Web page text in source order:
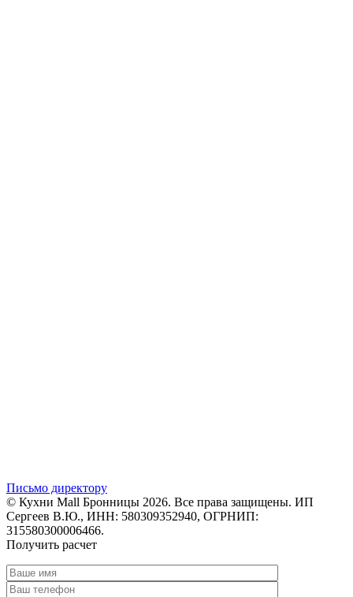
Письмо директору
© Кухни Mall Бронницы 2026. Все права защищены. ИП
Сергеев В.Ю., ИНН: 580309352940, ОГРНИП:
315580300006466.
Получить расчет